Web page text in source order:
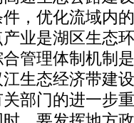
，优化流域内
业是湖区生态
管理体制机制
生态经济带建
部门的进一步